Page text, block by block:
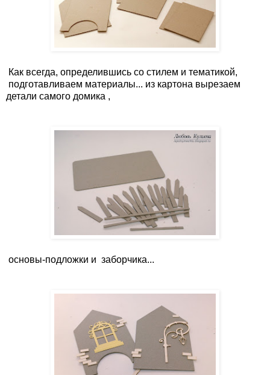
Как всегда, определившись со стилем и тематикой,
подготавливаем материалы... из картона вырезаем
детали самого домика ,
основы-подложки и заборчика...